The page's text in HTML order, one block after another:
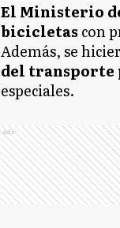
El Ministerio
bicicletascon
Además, se
del
especiales.
Ads